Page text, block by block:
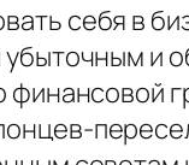
себя в
и